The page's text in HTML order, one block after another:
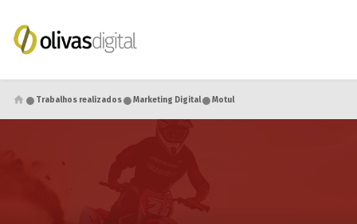
● Trabalhos realizados●Marketing Digital●Motul